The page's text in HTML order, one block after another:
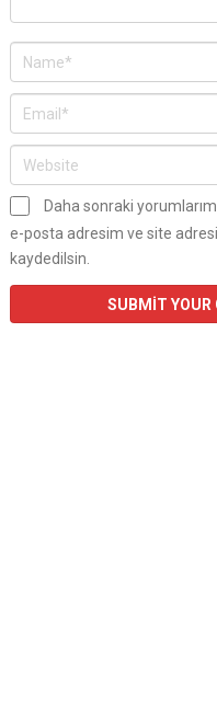
Daha sonraki
e-posta adresim ve site
kaydedilsin.